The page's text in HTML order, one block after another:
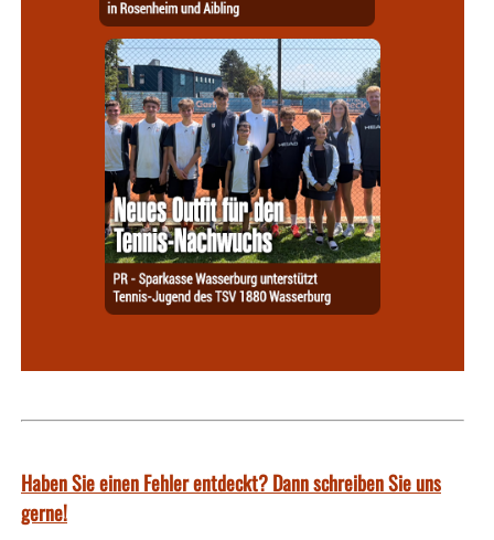
Haben Sie einen Fehler entdeckt? Dann schreiben Sie uns
gerne!